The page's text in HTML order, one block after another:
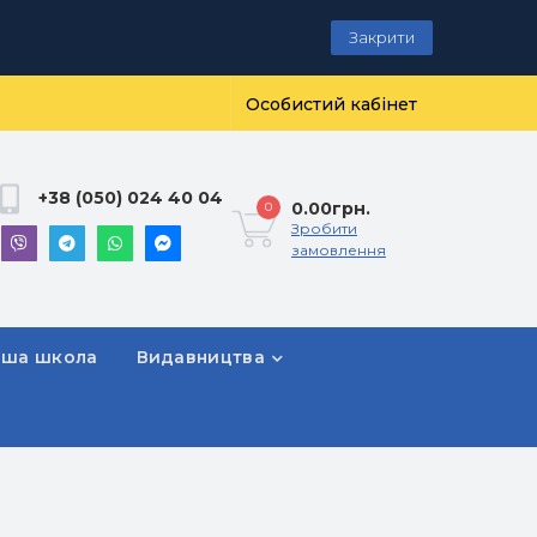
Закрити
Особистий кабінет
+38 (050) 024 40 04 0 0.00грн.
Зробити
замовлення
школа Видавництва